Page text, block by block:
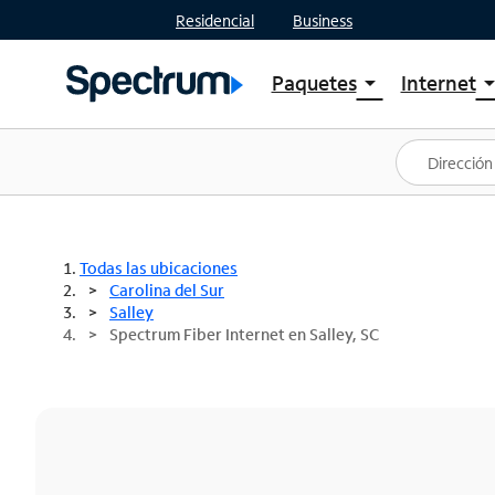
Residencial Business
Paquetesarrow_drop_down
Ver paquetes
Spectrum One
Mejores ofertas
Internetarrow_drop_down
Planes
Todas las ubicaciones
Carolina del Sur
Salley
Spectrum Fiber Internet en Salley, SC